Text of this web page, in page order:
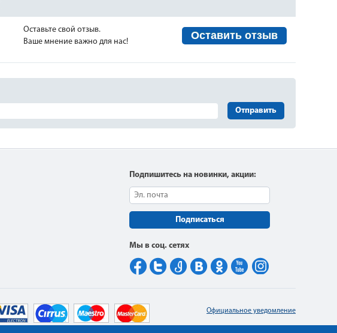
Оставьте свой отзыв.
Ваше мнение важно для нас!
Оставить отзыв
Отправить
Подпишитесь на новинки, акции:
Подписаться
Мы в соц. сетях
Официальное уведомление